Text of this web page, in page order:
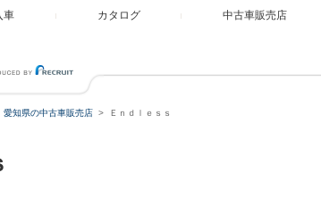
車 カタログ 中古車販売店
愛知県の中古車販売店 Ｅｎｄｌｅｓｓ